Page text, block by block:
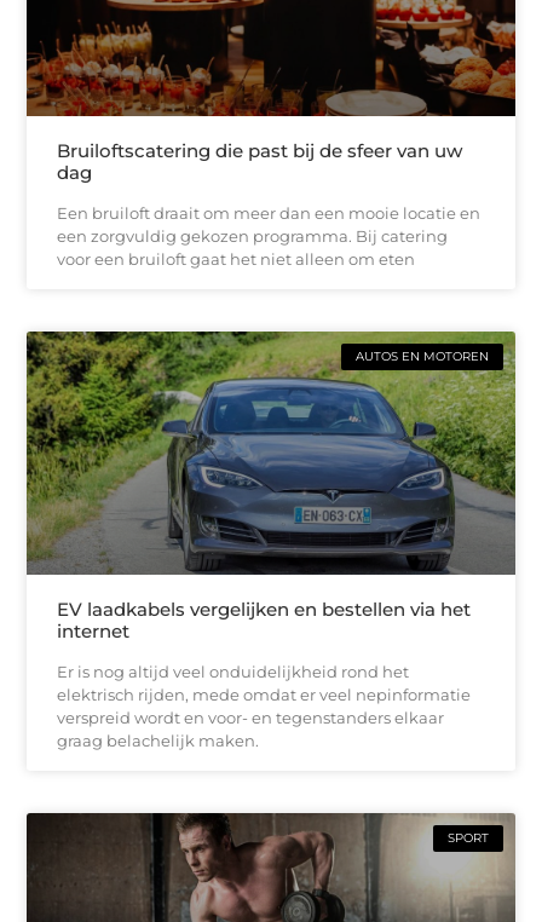
Bruiloftscatering die past bij de sfeer van uw
dag
Een bruiloft draait om meer dan een mooie locatie en
een zorgvuldig gekozen programma. Bij catering
voor een bruiloft gaat het niet alleen om eten
AUTOS EN MOTOREN
EV laadkabels vergelijken en bestellen via het
internet
Er is nog altijd veel onduidelijkheid rond het
elektrisch rijden, mede omdat er veel nepinformatie
verspreid wordt en voor- en tegenstanders elkaar
graag belachelijk maken.
SPORT